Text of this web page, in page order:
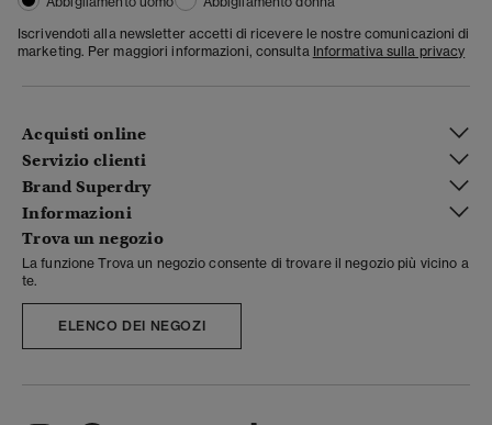
Iscrivendoti alla newsletter accetti di ricevere le nostre comunicazioni di
marketing. Per maggiori informazioni, consulta Informativa sulla privacy
Acquisti online
Servizio clienti
Brand Superdry
Informazioni
Trova un negozio
La funzione Trova un negozio consente di trovare il negozio più vicino a
te.
ELENCO DEI NEGOZI